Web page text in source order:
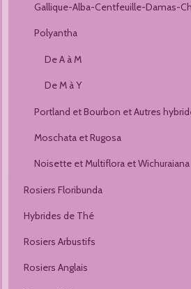
Gallique-Alba-Centfeuille-Damas-
Polyantha
De A à M
De M à Y
Portland et Bourbon et Autres
Moschata et Rugosa
Noisette et Multiflora et Wichuraiana
Rosiers Floribunda
Hybrides de Thé
Rosiers Arbustifs
Rosiers Anglais